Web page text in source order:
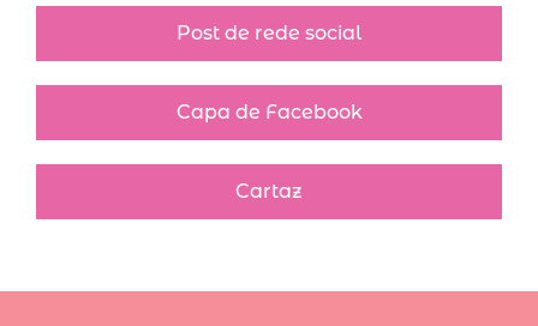
Post de rede social
Capa de Facebook
Cartaz